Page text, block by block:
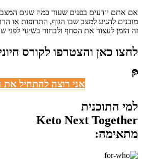
אם אתם יודעים בפנים שעוד כמה שנים
מוכנים להגיע למצב שבו הגוף, התרופות או
זה הזמן לעצור את הסחף ולבחור בשינוי לפני
לחצו כאן והצטרפו לקורס
אני רוצה להתחיל את
למי התוכנית
Keto Next Together
מתאימה: